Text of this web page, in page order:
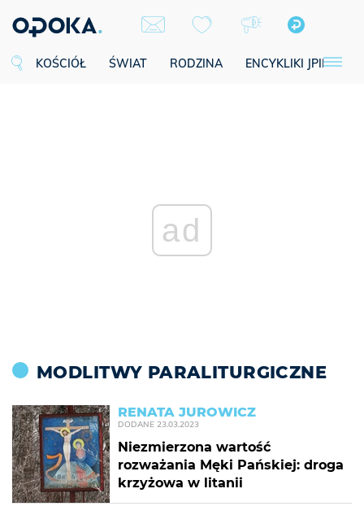
KOŚCIÓŁ ŚWIAT RODZINA ENCYKLIKI JPII
ad
MODLITWY PARALITURGICZNE
RENATA JUROWICZ
DODANE 23.03.2023
Niezmierzona wartość
rozważania Męki Pańskiej: droga
krzyżowa w litanii